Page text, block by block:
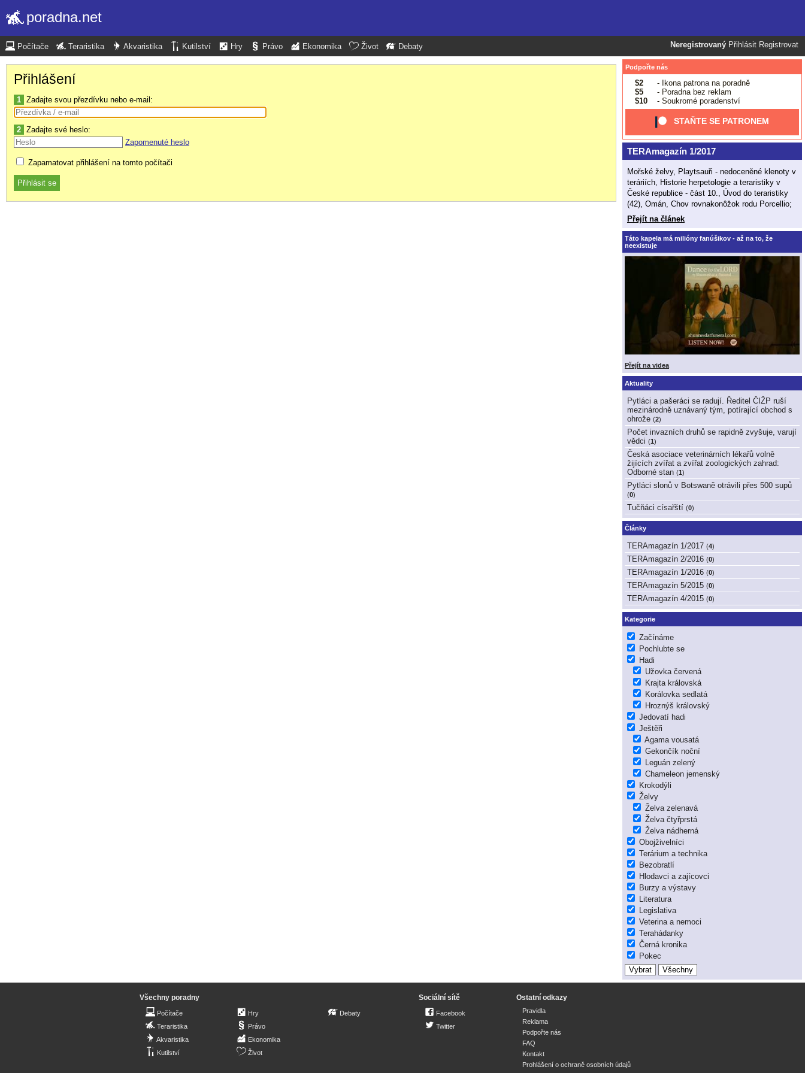
poradna.net
Neregistrovaný Přihlásit Registrovat
Počítače Teraristika Akvaristika Kutilství Hry Právo Ekonomika Život Debaty
Přihlášení
1 Zadajte svou přezdívku nebo e-mail:
2 Zadajte své heslo:
Zapomenuté heslo
Zapamatovat přihlášení na tomto počítači
Podpořte nás
$2
- Ikona patrona na poradně
$5
- Poradna bez reklam
$10
- Soukromé poradenství
STAŇTE SE PATRONEM
TERAmagazín 1/2017
Mořské želvy, Playtsauři - nedoceněné klenoty v
teráriích, Historie herpetologie a teraristiky v
České republice - část 10., Úvod do teraristiky
(42), Omán, Chov rovnakonôžok rodu Porcellio;
Přejít na článek
Táto kapela má milióny fanúšikov - až na to, že
neexistuje
Přejít na videa
Aktuality
Pytláci a pašeráci se radují. Ředitel ČIŽP ruší
mezinárodně uznávaný tým, potírající obchod s
ohrože (2)
Počet invazních druhů se rapidně zvyšuje, varují
vědci (1)
Česká asociace veterinárních lékařů volně
žijících zvířat a zvířat zoologických zahrad:
Odborné stan (1)
Pytláci slonů v Botswaně otrávili přes 500 supů
(0)
Tučňáci císařští (0)
Články
TERAmagazín 1/2017 (4)
TERAmagazín 2/2016 (0)
TERAmagazín 1/2016 (0)
TERAmagazín 5/2015 (0)
TERAmagazín 4/2015 (0)
Kategorie
Začínáme
Pochlubte se
Hadi
Užovka červená
Krajta královská
Korálovka sedlatá
Hroznýš královský
Jedovatí hadi
Ještěři
Agama vousatá
Gekončík noční
Leguán zelený
Chameleon jemenský
Krokodýli
Želvy
Želva zelenavá
Želva čtyřprstá
Želva nádherná
Obojživelníci
Terárium a technika
Bezobratlí
Hlodavci a zajícovci
Burzy a výstavy
Literatura
Legislativa
Veterina a nemoci
Terahádanky
Černá kronika
Pokec
Všechny poradny
Počítače
Teraristika
Akvaristika
Kutilství
Hry
Právo
Ekonomika
Život
Debaty
Sociální sítě
Facebook
Twitter
Ostatní odkazy
Pravidla
Reklama
Podpořte nás
FAQ
Kontakt
Prohlášení o ochraně osobních údajů